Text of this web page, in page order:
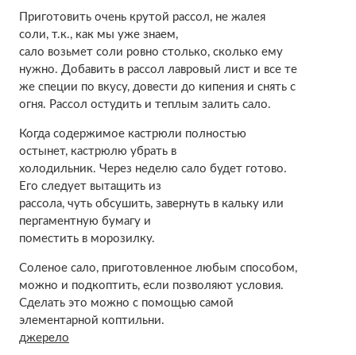
Приготовить очень крутой рассол, не жалея
соли, т.к., как мы уже знаем,
сало возьмет соли ровно столько, сколько ему
нужно. Добавить в рассол лавровый лист и все те
же специи по вкусу, довести до кипения и снять с
огня. Рассол остудить и теплым залить сало.
Когда содержимое кастрюли полностью
остынет, кастрюлю убрать в
холодильник. Через неделю сало будет готово.
Его следует вытащить из
рассола, чуть обсушить, завернуть в кальку или
пергаментную бумагу и
поместить в морозилку.
Соленое сало, приготовленное любым способом,
можно и подкоптить, если позволяют условия.
Сделать это можно с помощью самой
элементарной коптильни.
джерело